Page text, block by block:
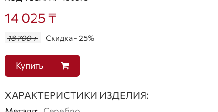
14 025 ₸
18 700 ₸ Скидка - 25%
Купить
ХАРАКТЕРИСТИКИ ИЗДЕЛИЯ: